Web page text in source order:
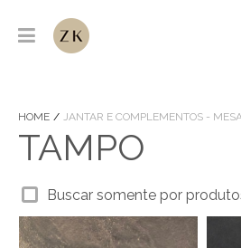
HOME JANTAR E COMPLEMENTOS -
TAMPO
Buscar somente por